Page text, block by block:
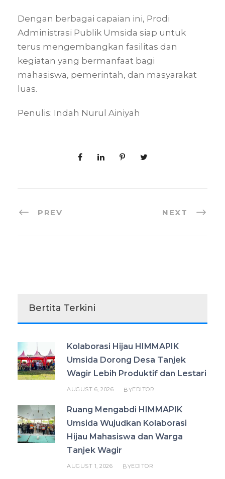
Dengan berbagai capaian ini, Prodi
Administrasi Publik Umsida siap untuk
terus mengembangkan fasilitas dan
kegiatan yang bermanfaat bagi
mahasiswa, pemerintah, dan masyarakat
luas.
Penulis: Indah Nurul Ainiyah
PREV NEXT
Bertita Terkini
Kolaborasi Hijau HIMMAPIK
Umsida Dorong Desa Tanjek
Wagir Lebih Produktif dan Lestari
AUGUST 6, 2026 BYEDITOR
Ruang Mengabdi HIMMAPIK
Umsida Wujudkan Kolaborasi
Hijau Mahasiswa dan Warga
Tanjek Wagir
AUGUST 1, 2026 BYEDITOR